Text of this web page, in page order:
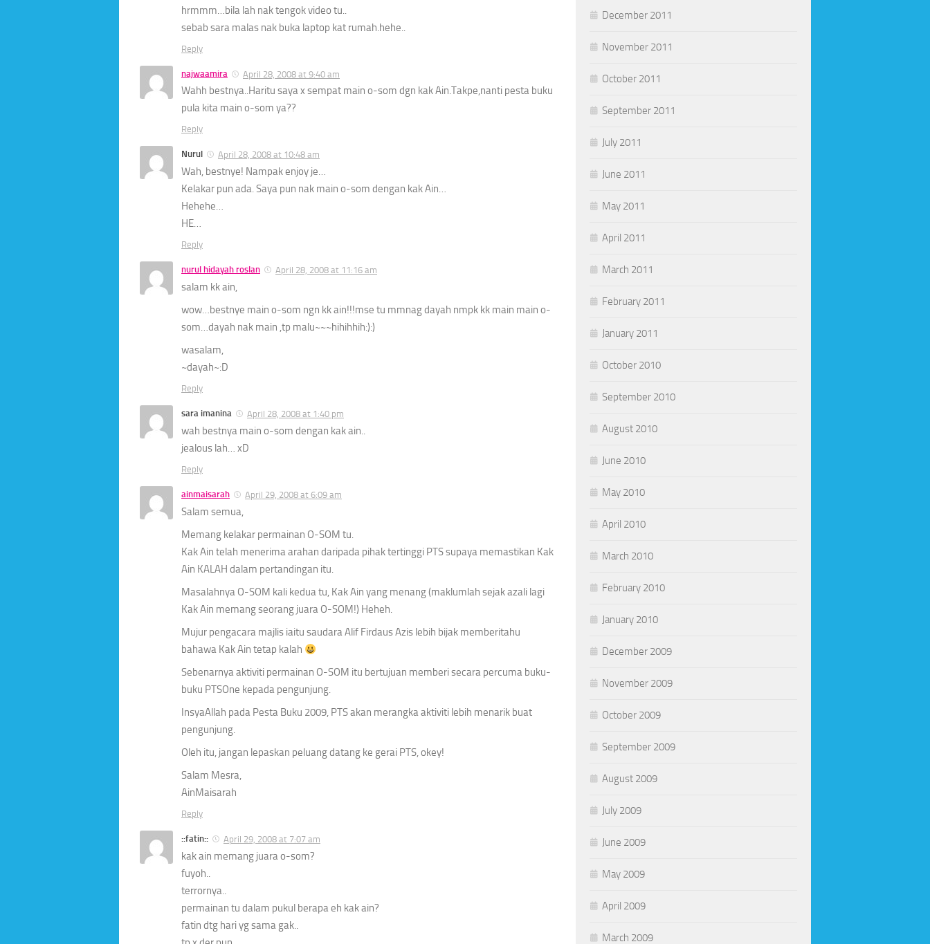
hrmmm…bila lah nak tengok video tu..
sebab sara malas nak buka laptop kat rumah.hehe..
Reply
najwaamira April 28, 2008 at 9:40 am
Wahh bestnya..Haritu saya x sempat main o-som dgn kak Ain.Takpe,nanti pesta buku
pula kita main o-som ya??
Reply
Nurul April 28, 2008 at 10:48 am
Wah, bestnye! Nampak enjoy je…
Kelakar pun ada. Saya pun nak main o-som dengan kak Ain…
Hehehe…
HE…
Reply
nurul hidayah roslan April 28, 2008 at 11:16 am
salam kk ain,
wow…bestnye main o-som ngn kk ain!!!mse tu mmnag dayah nmpk kk main main o-
som…dayah nak main ,tp malu~~~hihihhih:):)
wasalam,
~dayah~:D
Reply
sara imanina April 28, 2008 at 1:40 pm
wah bestnya main o-som dengan kak ain..
jealous lah… xD
Reply
ainmaisarah April 29, 2008 at 6:09 am
Salam semua,
Memang kelakar permainan O-SOM tu.
Kak Ain telah menerima arahan daripada pihak tertinggi PTS supaya memastikan Kak
Ain KALAH dalam pertandingan itu.
Masalahnya O-SOM kali kedua tu, Kak Ain yang menang (maklumlah sejak azali lagi
Kak Ain memang seorang juara O-SOM!) Heheh.
Mujur pengacara majlis iaitu saudara Alif Firdaus Azis lebih bijak memberitahu
bahawa Kak Ain tetap kalah
Sebenarnya aktiviti permainan O-SOM itu bertujuan memberi secara percuma buku-
buku PTSOne kepada pengunjung.
InsyaAllah pada Pesta Buku 2009, PTS akan merangka aktiviti lebih menarik buat
pengunjung.
Oleh itu, jangan lepaskan peluang datang ke gerai PTS, okey!
Salam Mesra,
AinMaisarah
Reply
::fatin:: April 29, 2008 at 7:07 am
kak ain memang juara o-som?
fuyoh..
terrornya..
permainan tu dalam pukul berapa eh kak ain?
fatin dtg hari yg sama gak..
December 2011
November 2011
October 2011
September 2011
July 2011
June 2011
May 2011
April 2011
March 2011
February 2011
January 2011
October 2010
September 2010
August 2010
June 2010
May 2010
April 2010
March 2010
February 2010
January 2010
December 2009
November 2009
October 2009
September 2009
August 2009
July 2009
June 2009
May 2009
April 2009
March 2009